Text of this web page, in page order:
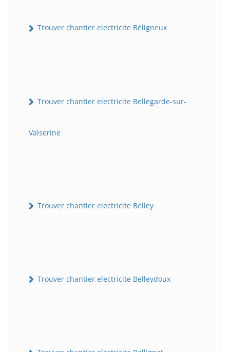
Trouver chantier electricite Béligneux
Trouver chantier electricite Bellegarde-sur-
Valserine
Trouver chantier electricite Belley
Trouver chantier electricite Belleydoux